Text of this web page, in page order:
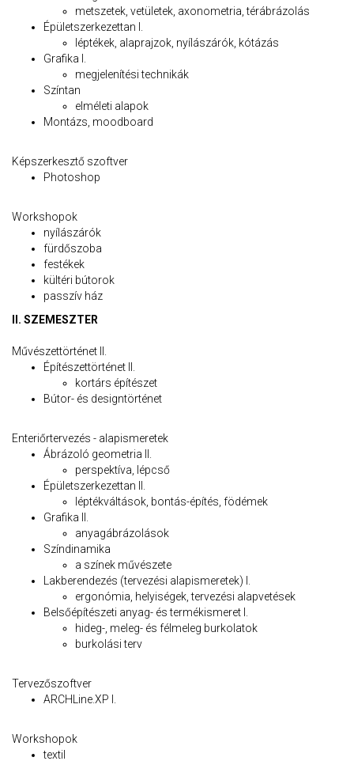
metszetek, vetületek, axonometria, térábrázolás
Épületszerkezettan I.
léptékek, alaprajzok, nyílászárók, kótázás
Grafika I.
megjelenítési technikák
Színtan
elméleti alapok
Montázs, moodboard
Képszerkesztő szoftver
Photoshop
Workshopok
nyílászárók
fürdőszoba
festékek
kültéri bútorok
passzív ház
II. SZEMESZTER
Művészettörténet II.
Építészettörténet II.
kortárs építészet
Bútor- és designtörténet
Enteriőrtervezés - alapismeretek
Ábrázoló geometria II.
perspektíva, lépcső
Épületszerkezettan II.
léptékváltások, bontás-építés, födémek
Grafika II.
anyagábrázolások
Színdinamika
a színek művészete
Lakberendezés (tervezési alapismeretek) I.
ergonómia, helyiségek, tervezési alapvetések
Belsőépítészeti anyag- és termékismeret I.
hideg-, meleg- és félmeleg burkolatok
burkolási terv
Tervezőszoftver
ARCHLine.XP I.
Workshopok
textil